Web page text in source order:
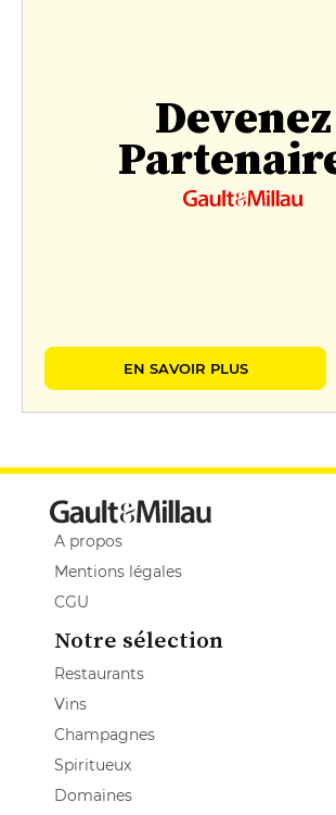
Devenez
EN SAVOIR PLUS
A propos
Mentions légales
CGU
Notre sélection
Restaurants
Vins
Champagnes
Spiritueux
Domaines